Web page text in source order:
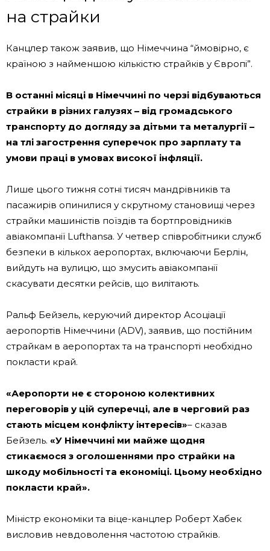
на страйки
Канцлер також заявив, що Німеччина “ймовірно, є
країною з найменшою кількістю страйків у Європі”.
В останні місяці в Німеччині по черзі відбуваються
страйки в різних галузях – від громадського
транспорту до догляду за дітьми та металургії –
на тлі загострення суперечок про зарплату та
умови праці в умовах високої інфляції.
Лише цього тижня сотні тисяч мандрівників та
пасажирів опинилися у скрутному становищі через
страйки машиністів поїздів та бортпровідників
авіакомпанії Lufthansa. У четвер співробітники служб
безпеки в кількох аеропортах, включаючи Берлін,
вийдуть на вулицю, що змусить авіакомпанії
скасувати десятки рейсів, що вилітають.
Ральф Бейзель, керуючий директор Асоціації
аеропортів Німеччини (ADV), заявив, що постійним
страйкам в аеропортах та на транспорті необхідно
покласти край.
«Аеропорти не є стороною колективних
переговорів у цій суперечці, але в черговий раз
стають місцем конфлікту інтересів»– сказав
Бейзель. «У Німеччині ми майже щодня
стикаємося з оголошеннями про страйки на
шкоду мобільності та економіці. Цьому необхідно
покласти край».
Міністр економіки та віце-канцлер Роберт Хабек
висловив невдоволення частотою страйків.